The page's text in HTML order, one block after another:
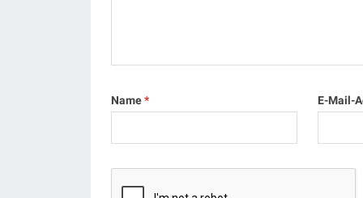
Name* E-Mail-